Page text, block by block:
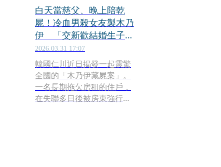
白天當慈父、晚上陪乾
屍！冷血男殺女友製木乃
伊 「交新歡結婚生子」
仍伴屍3年
2026.03.31 17:07
韓國仁川近日揭發一起震驚
全國的「木乃伊藏屍案」。
一名長期拖欠房租的住戶，
在失聯多日後被房東強行開